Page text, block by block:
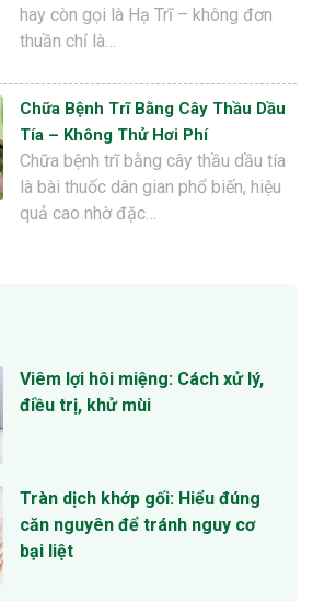
hay còn gọi là Hạ Trĩ – không đơn
thuần chỉ là…
Chữa Bệnh Trĩ Bằng Cây Thầu Dầu
Tía – Không Thử Hơi Phí
Chữa bệnh trĩ bằng cây thầu dầu tía
là bài thuốc dân gian phổ biến, hiệu
quả cao nhờ đặc…
Viêm lợi hôi miệng: Cách xử lý,
điều trị, khử mùi
Tràn dịch khớp gối: Hiểu đúng
căn nguyên để tránh nguy cơ
bại liệt